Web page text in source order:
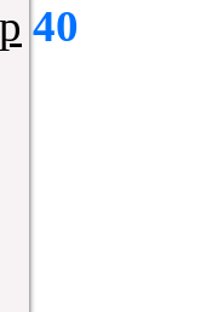
40